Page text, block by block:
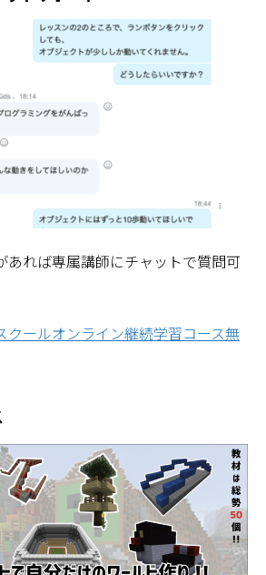
あれば専属講師にチャットで質問可
クールオンライン継続学習コース無